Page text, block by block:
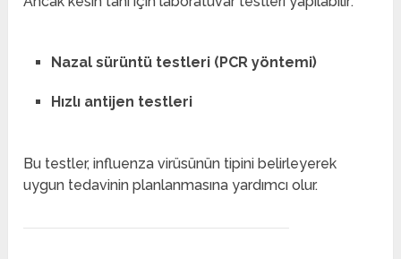
Nazal sürüntü testleri (PCR yöntemi)
Hızlı antijen testleri
Bu testler, influenza virüsünün tipini belirleyerek
uygun tedavinin planlanmasına yardımcı olur.